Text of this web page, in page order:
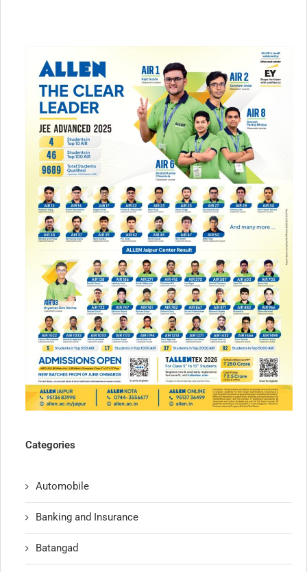
Categories
Automobile
Banking and Insurance
Batangad